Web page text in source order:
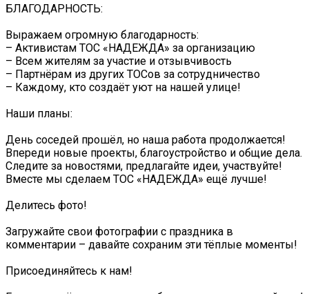
БЛАГОДАРНОСТЬ:
Выражаем огромную благодарность:
– Активистам ТОС «НАДЕЖДА» за организацию
– Всем жителям за участие и отзывчивость
– Партнёрам из других ТОСов за сотрудничество
– Каждому, кто создаёт уют на нашей улице!
Наши планы:
День соседей прошёл, но наша работа продолжается!
Впереди новые проекты, благоустройство и общие дела.
Следите за новостями, предлагайте идеи, участвуйте!
Вместе мы сделаем ТОС «НАДЕЖДА» ещё лучше!
Делитесь фото!
Загружайте свои фотографии с праздника в
комментарии – давайте сохраним эти тёплые моменты!
Присоединяйтесь к нам!